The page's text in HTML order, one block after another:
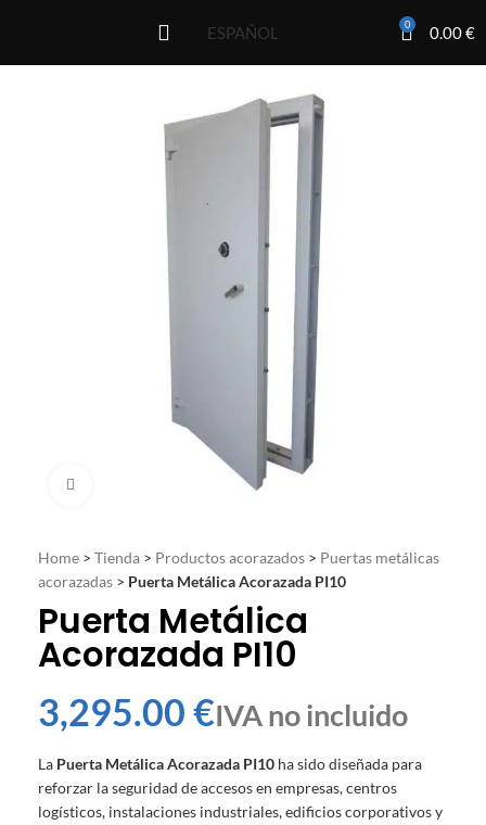
ESPAÑOL 0 0.00€
Home > Tienda > Productos acorazados > Puertas metálicas
acorazadas > Puerta Metálica Acorazada PI10
Puerta Metálica
Acorazada PI10
€
La Puerta Metálica Acorazada PI10 ha sido diseñada para
reforzar la seguridad de accesos en empresas, centros
logísticos, instalaciones industriales, edificios corporativos y